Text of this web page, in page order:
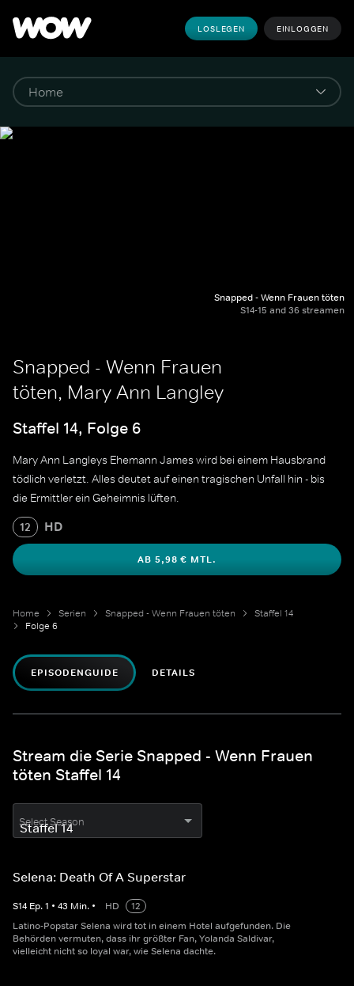
LOSLEGEN EINLOGGEN
Snapped - Wenn Frauen töten
S14-15 and 36 streamen
Snapped - Wenn Frauen
töten, Mary Ann Langley
Staffel 14, Folge 6
Mary Ann Langleys Ehemann James wird bei einem Hausbrand
tödlich verletzt. Alles deutet auf einen tragischen Unfall hin - bis
die Ermittler ein Geheimnis lüften.
12 HD
AB 5,98 € MTL.
Home Serien Snapped - Wenn Frauen töten
Staffel 14
Folge 6
EPISODENGUIDE DETAILS
Stream die Serie Snapped - Wenn Frauen
töten Staffel 14
Select Season
Selena: Death Of A Superstar
S14 Ep.1 • 43 Min. • HD
12
Latino-Popstar Selena wird tot in einem Hotel aufgefunden. Die
Behörden vermuten, dass ihr größter Fan, Yolanda Saldivar,
vielleicht nicht so loyal war, wie Selena dachte.